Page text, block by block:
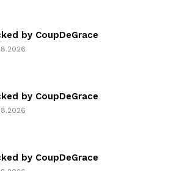
by CoupDeGrace
by CoupDeGrace
by CoupDeGrace